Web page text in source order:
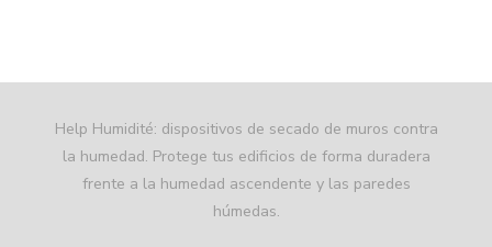
Help Humidité: dispositivos de secado de muros contra
la humedad. Protege tus edificios de forma duradera
frente a la humedad ascendente y las paredes
húmedas.